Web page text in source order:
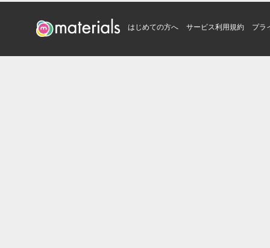
はじめての方へ サービス利用規約 プラ